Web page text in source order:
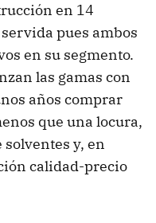
en 14
pues ambos
en su segmento.
las gamas con
años comprar
que una locura,
y, en
calidad-precio